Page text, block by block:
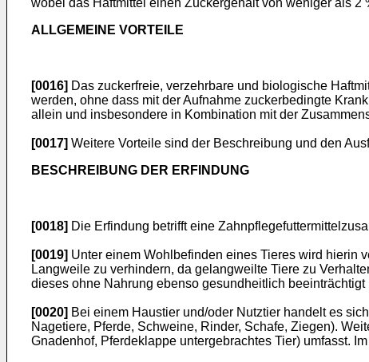
wobei das Haftmittel einen Zuckergehalt von weniger als 2
ALLGEMEINE VORTEILE
[0016] Das zuckerfreie, verzehrbare und biologische
werden, ohne dass mit der Aufnahme zuckerbedingte
allein und insbesondere in Kombination mit der
[0017] Weitere Vorteile sind der Beschreibung und den
BESCHREIBUNG DER ERFINDUNG
[0018] Die Erfindung betrifft eine
[0019] Unter einem Wohlbefinden eines Tieres wird hierin
Langweile zu verhindern, da gelangweilte Tiere zu
dieses ohne Nahrung ebenso gesundheitlich beeinträchtigt
[0020] Bei einem Haustier und/oder Nutztier handelt es
Nagetiere, Pferde, Schweine, Rinder, Schafe, Ziegen).
Gnadenhof, Pferdeklappe untergebrachtes Tier) umfasst.